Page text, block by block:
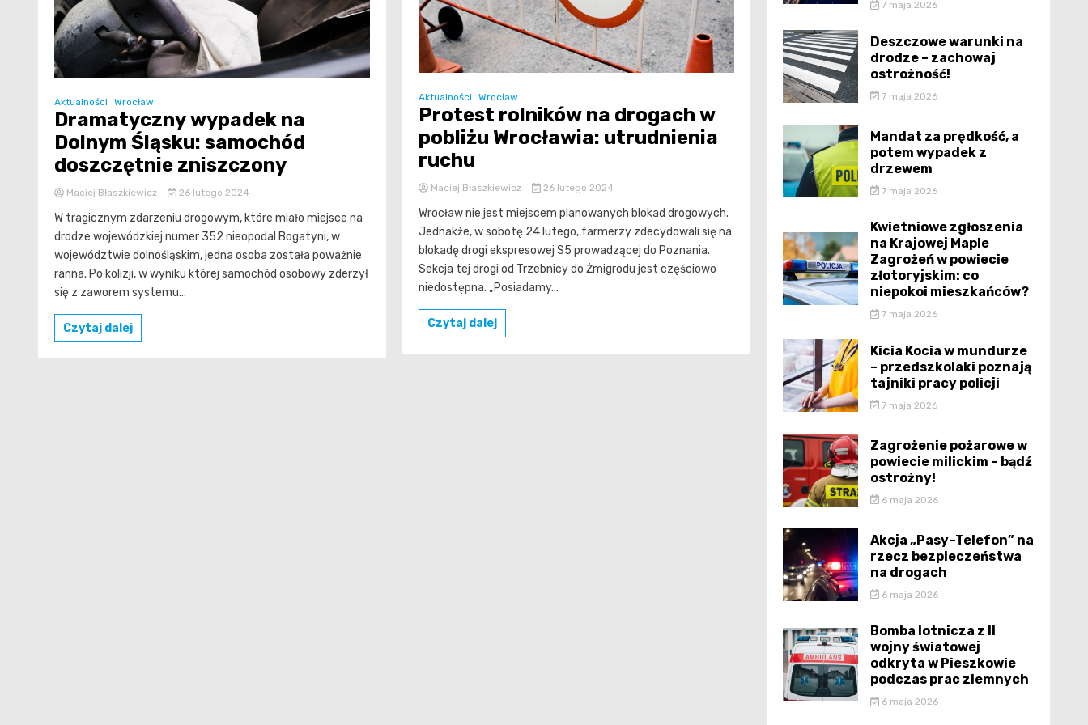
Aktualności Wrocław
Dramatyczny wypadek na
Dolnym Śląsku: samochód
doszczętnie zniszczony
Maciej Błaszkiewicz 26 lutego 2024
W tragicznym zdarzeniu drogowym, które miało miejsce na
drodze wojewódzkiej numer 352 nieopodal Bogatyni, w
województwie dolnośląskim, jedna osoba została poważnie
ranna. Po kolizji, w wyniku której samochód osobowy zderzył
się z zaworem systemu...
Czytaj dalej
Aktualności Wrocław
Protest rolników na drogach w
pobliżu Wrocławia: utrudnienia
ruchu
Maciej Błaszkiewicz 26 lutego 2024
Wrocław nie jest miejscem planowanych blokad drogowych.
Jednakże, w sobotę 24 lutego, farmerzy zdecydowali się na
blokadę drogi ekspresowej S5 prowadzącej do Poznania.
Sekcja tej drogi od Trzebnicy do Żmigrodu jest częściowo
niedostępna. „Posiadamy...
Czytaj dalej
7 maja 2026
Deszczowe warunki na
drodze – zachowaj
ostrożność!
7 maja 2026
Mandat za prędkość, a
potem wypadek z
drzewem
7 maja 2026
Kwietniowe zgłoszenia
na Krajowej Mapie
Zagrożeń w powiecie
złotoryjskim: co
niepokoi mieszkańców?
7 maja 2026
Kicia Kocia w mundurze
– przedszkolaki poznają
tajniki pracy policji
7 maja 2026
Zagrożenie pożarowe w
powiecie milickim – bądź
ostrożny!
6 maja 2026
Akcja „Pasy–Telefon” na
rzecz bezpieczeństwa
na drogach
6 maja 2026
Bomba lotnicza z II
wojny światowej
odkryta w Pieszkowie
podczas prac ziemnych
6 maja 2026